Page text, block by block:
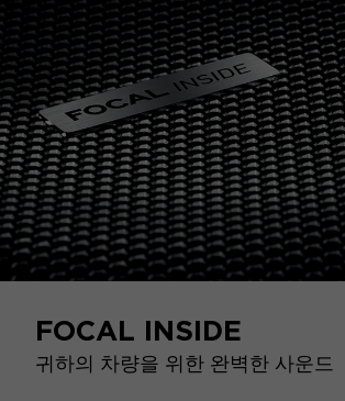
FOCAL INSIDE
귀하의 차량을 위한 완벽한 사운드